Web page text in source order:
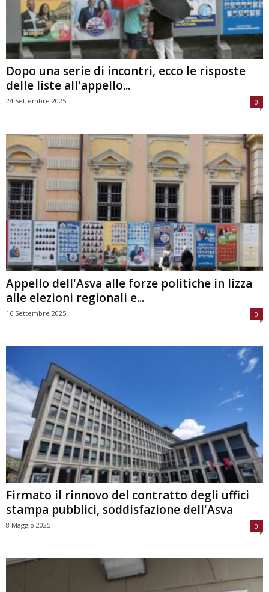
Dopo una serie di incontri, ecco le risposte
delle liste all'appello...
24 Settembre 2025 0
Appello dell'Asva alle forze politiche in lizza
alle elezioni regionali e...
16 Settembre 2025 0
Firmato il rinnovo del contratto degli uffici
stampa pubblici, soddisfazione dell'Asva
8 Maggio 2025 0